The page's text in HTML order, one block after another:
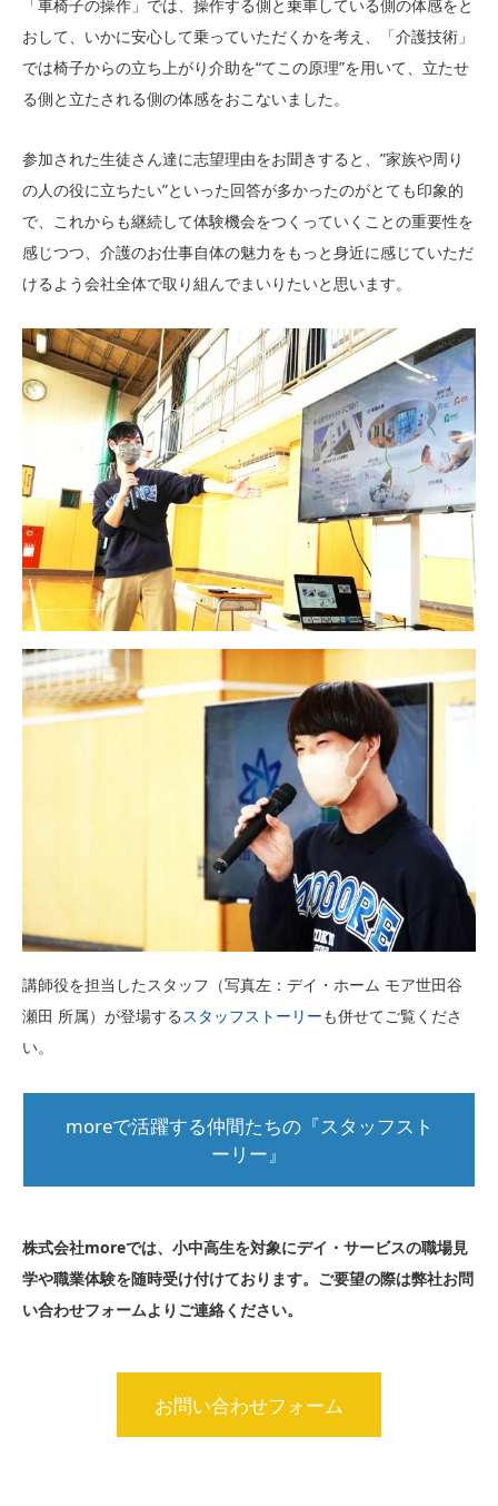
「車椅子の操作」では、操作する側と乗車している側の体感をと
おして、いかに安心して乗っていただくかを考え、「介護技術」
では椅子からの立ち上がり介助を“てこの原理”を用いて、立たせ
る側と立たされる側の体感をおこないました。
参加された生徒さん達に志望理由をお聞きすると、”家族や周り
の人の役に立ちたい”といった回答が多かったのがとても印象的
で、これからも継続して体験機会をつくっていくことの重要性を
感じつつ、介護のお仕事自体の魅力をもっと身近に感じていただ
けるよう会社全体で取り組んでまいりたいと思います。
講師役を担当したスタッフ（写真左：デイ・ホーム モア世田谷
瀬田 所属）が登場するスタッフストーリーも併せてご覧くださ
い。
moreで活躍する仲間たちの『スタッフスト
ーリー』
株式会社moreでは、小中高生を対象にデイ・サービスの職場見
学や職業体験を随時受け付けております。ご要望の際は弊社お問
い合わせフォームよりご連絡ください。
お問い合わせフォーム